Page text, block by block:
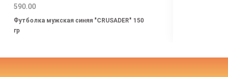
590.00
Футболка мужская синяя "CRUSADER" 150
гр